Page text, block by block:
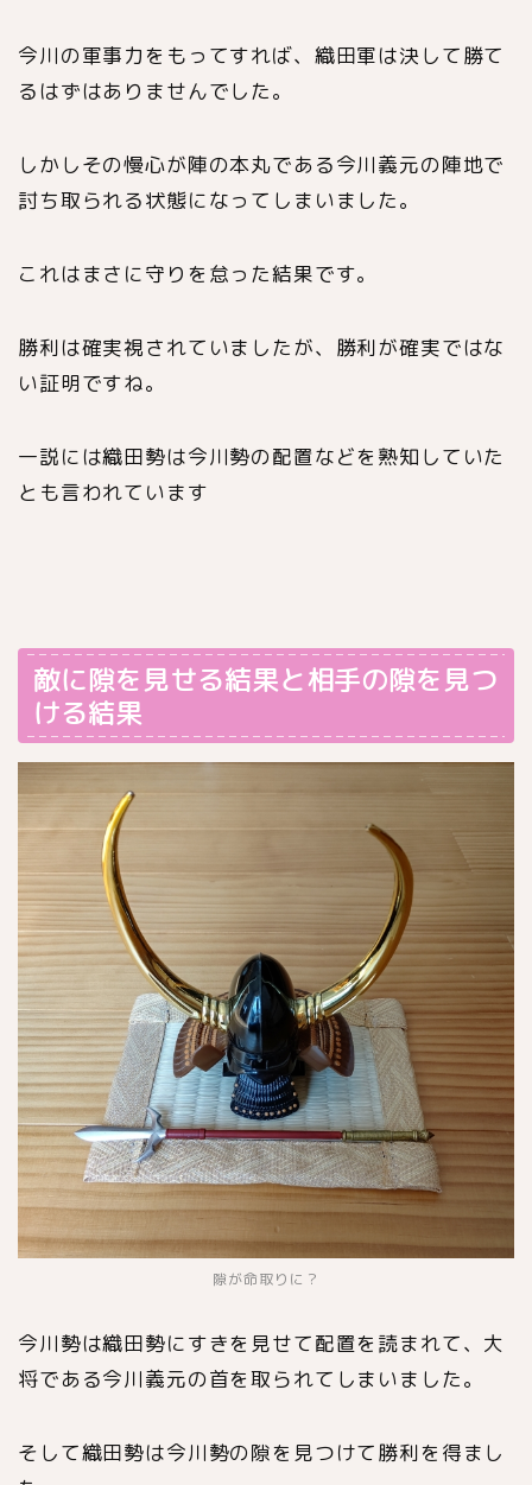
今川の軍事力をもってすれば、織田軍は決して勝て
るはずはありませんでした。
しかしその慢心が陣の本丸である今川義元の陣地で
討ち取られる状態になってしまいました。
これはまさに守りを怠った結果です。
勝利は確実視されていましたが、勝利が確実ではな
い証明ですね。
一説には織田勢は今川勢の配置などを熟知していた
とも言われています
敵に隙を見せる結果と相手の隙を見つ
ける結果
隙が命取りに？
今川勢は織田勢にすきを見せて配置を読まれて、大
将である今川義元の首を取られてしまいました。
そして織田勢は今川勢の隙を見つけて勝利を得まし